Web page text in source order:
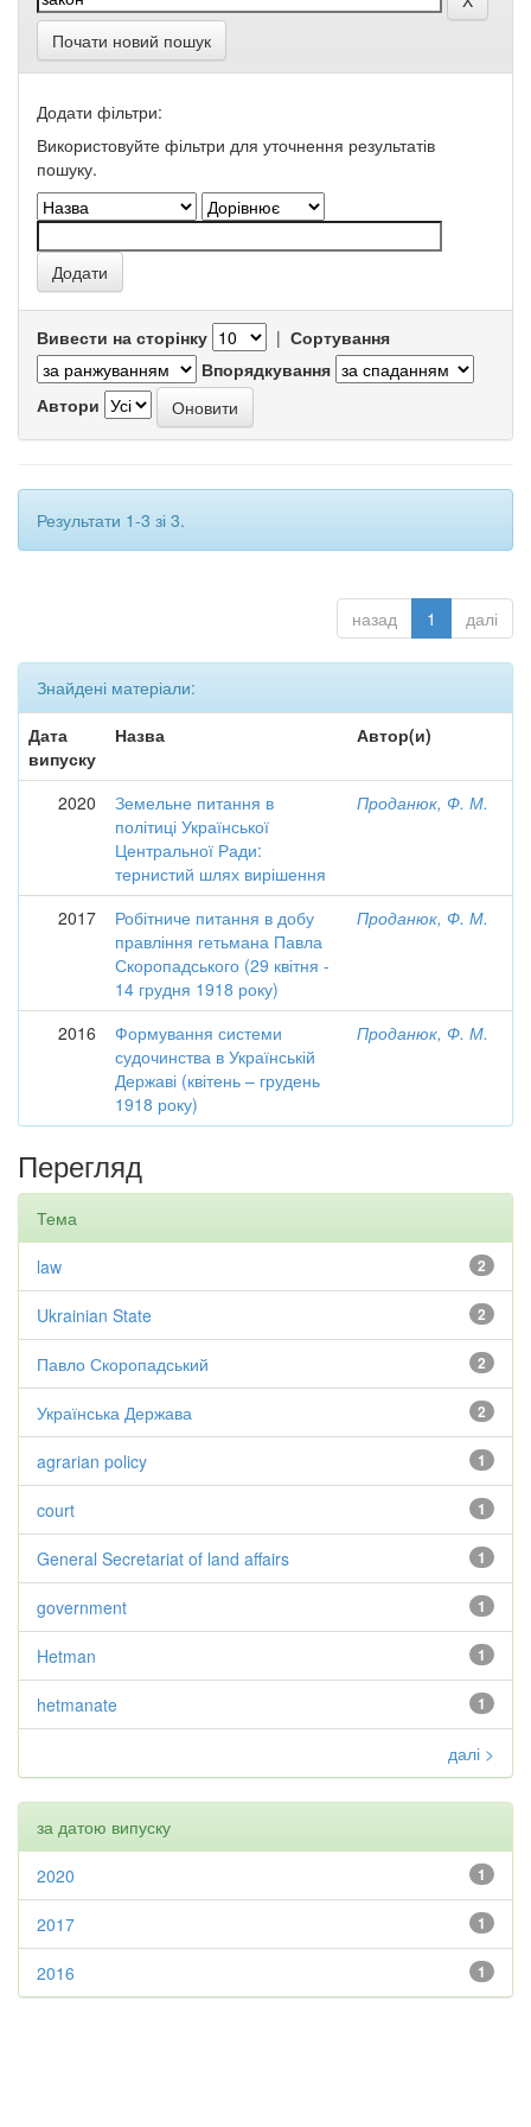
Почати новий пошук
Додати фільтри:
Використовуйте фільтри для уточнення результатів
пошуку.
Вивести на сторінку | Сортування
Впорядкування
Автори
Результати 1-3 зі 3.
назад 1 далі
Знайдені матеріали:
Дата
випуску
Назва Автор(и)
2020
Земельне питання в
політиці Української
Центральної Ради:
тернистий шлях вирішення
Проданюк, Ф. М.
2017
Робітниче питання в добу
правління гетьмана Павла
Скоропадського (29 квітня -
14 грудня 1918 року)
Проданюк, Ф. М.
2016
Формування системи
судочинства в Українській
Державі (квітень – грудень
1918 року)
Проданюк, Ф. М.
Перегляд
Тема
2
law
2
Ukrainian State
2
Павло Скоропадський
2
Українська Держава
1
agrarian policy
1
court
1
General Secretariat of land affairs
1
government
1
Hetman
1
hetmanate
далі >
за датою випуску
1
2020
1
2017
1
2016